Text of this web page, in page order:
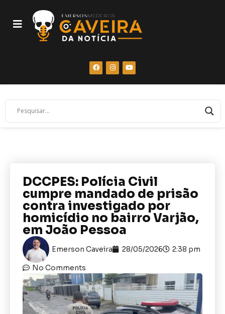
DCCPES: Polícia Civil
cumpre mandado de prisão
contra investigado por
homicídio no bairro Varjão,
em João Pessoa
Emerson Caveira 28/05/2026 2:38 pm
No Comments